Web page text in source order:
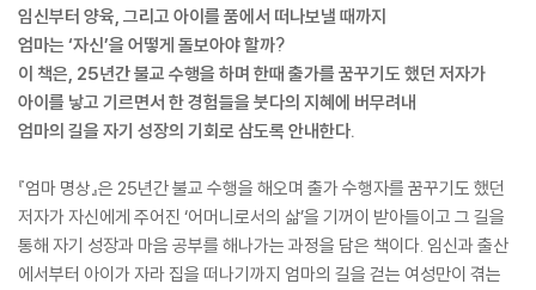
임신부터 양육, 그리고 아이를 품에서 떠나보낼 때까지
엄마는 ‘자신’을 어떻게 돌보아야 할까?
이 책은, 25년간 불교 수행을 하며 한때 출가를 꿈꾸기도 했던 저자가
아이를 낳고 기르면서 한 경험들을 붓다의 지혜에 버무려내
엄마의 길을 자기 성장의 기회로 삼도록 안내한다.
『엄마 명상』은 25년간 불교 수행을 해오며 출가 수행자를 꿈꾸기도 했던
저자가 자신에게 주어진 ‘어머니로서의 삶’을 기꺼이 받아들이고 그 길을
통해 자기 성장과 마음 공부를 해나가는 과정을 담은 책이다. 임신과 출산
에서부터 아이가 자라 집을 떠나기까지 엄마의 길을 걷는 여성만이 겪는